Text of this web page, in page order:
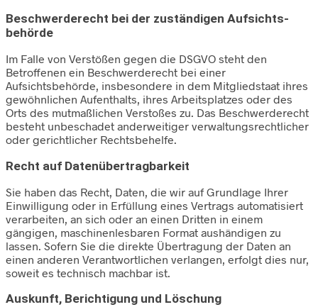
Beschwerde­recht bei der zuständigen Aufsichts­
behörde
Im Falle von Verstößen gegen die DSGVO steht den
Betroffenen ein Beschwerderecht bei einer
Aufsichtsbehörde, insbesondere in dem Mitgliedstaat ihres
gewöhnlichen Aufenthalts, ihres Arbeitsplatzes oder des
Orts des mutmaßlichen Verstoßes zu. Das Beschwerderecht
besteht unbeschadet anderweitiger verwaltungsrechtlicher
oder gerichtlicher Rechtsbehelfe.
Recht auf Daten­übertrag­barkeit
Sie haben das Recht, Daten, die wir auf Grundlage Ihrer
Einwilligung oder in Erfüllung eines Vertrags automatisiert
verarbeiten, an sich oder an einen Dritten in einem
gängigen, maschinenlesbaren Format aushändigen zu
lassen. Sofern Sie die direkte Übertragung der Daten an
einen anderen Verantwortlichen verlangen, erfolgt dies nur,
soweit es technisch machbar ist.
Auskunft, Berichtigung und Löschung